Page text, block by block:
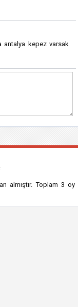
antalya kepez varsak
almıştır. Toplam 3 oy